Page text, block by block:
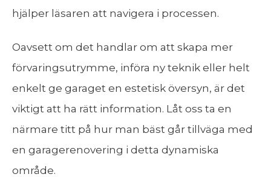
hjälper läsaren att navigera i processen.
Oavsett om det handlar om att skapa mer
förvaringsutrymme, införa ny teknik eller helt
enkelt ge garaget en estetisk översyn, är det
viktigt att ha rätt information. Låt oss ta en
närmare titt på hur man bäst går tillväga med
en garagerenovering i detta dynamiska
område.